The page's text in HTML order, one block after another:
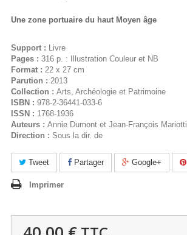
Une zone portuaire du haut Moyen âge
Support : Livre
Pages : 316 p. : Illustration Couleur et NB
Format : 22 x 27 cm
Parution : 2013
Collection : Arts, Archéologie et Patrimoine
ISBN : 978-2-36441-033-6
ISSN : 1768-1936
Auteurs : Annie Dumont et Jean-François Mariotti
Direction : Sous la dir. de
Tweet Partager Google+
Imprimer